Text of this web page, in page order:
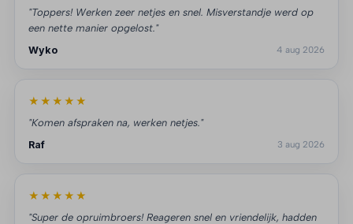
"Toppers! Werken zeer netjes en snel. Misverstandje werd op
een nette manier opgelost."
Wyko
4 aug 2026
★★★★★
"Komen afspraken na, werken netjes."
Raf
3 aug 2026
★★★★★
"Super de opruimbroers! Reageren snel en vriendelijk, hadden